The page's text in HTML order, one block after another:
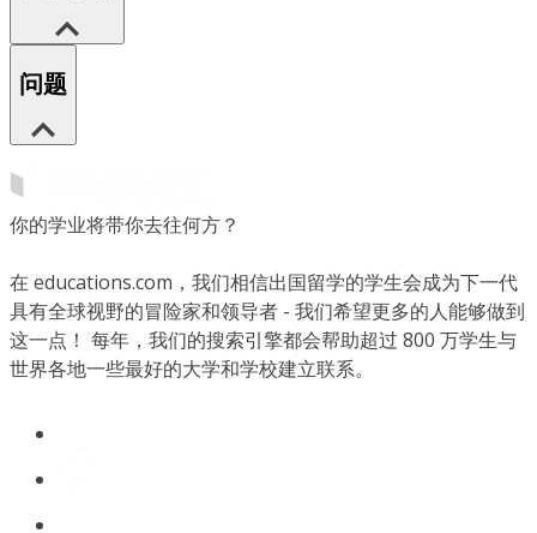
问题
你的学业将带你去往何方？
在 educations.com，我们相信出国留学的学生会成为下一代
具有全球视野的冒险家和领导者 - 我们希望更多的人能够做到
这一点！ 每年，我们的搜索引擎都会帮助超过 800 万学生与
世界各地一些最好的大学和学校建立联系。